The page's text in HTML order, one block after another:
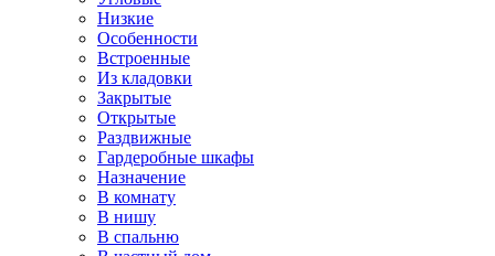
Низкие
Особенности
Встроенные
Из кладовки
Закрытые
Открытые
Раздвижные
Гардеробные шкафы
Назначение
В комнату
В нишу
В спальню